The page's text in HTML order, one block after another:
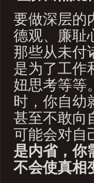
要做深层的
德观、廉耻
那些从未付
是为了工作
妞思考等等
时，你自幼
甚至不敢向
可能会对自
是内省，你
不会使真相